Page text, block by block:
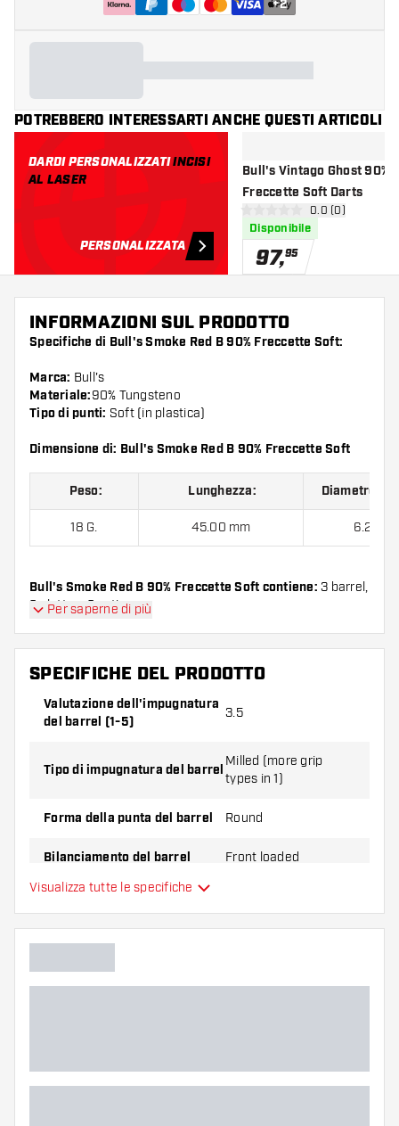
+2
POTREBBERO INTERESSARTI ANCHE QUESTI ARTICOLI
DARDI PERSONALIZZATIINCISI
AL LASER
PERSONALIZZATA
Bull's Vintago Ghost 90% -
Freccette Soft Darts
apri pannello
0 stelle di valutazione
0.0 (0)
Disponibile
97,95
INFORMAZIONI SUL PRODOTTO
Specifiche di Bull's Smoke Red B 90% Freccette Soft:
Marca: Bull's
Materiale:90% Tungsteno
Tipo di punti: Soft (in plastica)
Dimensione di: Bull's Smoke Red B 90% Freccette Soft
Peso: Lunghezza: Diametro
18 G. 45.00 mm 6.21
Bull's Smoke Red B 90% Freccette Soft contiene: 3 barrel,
3 alette e 3 astine.
Per saperne di più
SPECIFICHE DEL PRODOTTO
Valutazione dell'impugnatura
del barrel (1-5)
3.5
Tipo di impugnatura del barrel
Milled (more grip
types in 1)
Forma della punta del barrel Round
Bilanciamento del barrel Front loaded
Materiale delle freccette
Zona di presa del barrel
Visualizza tutte le specifiche